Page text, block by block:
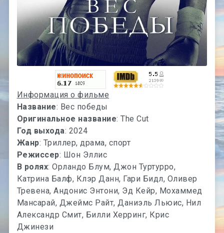
Информация о фильме
Название: Вес победы
Оригинальное название: The Cut
Год выхода: 2024
Жанр: Триллер, драма, спорт
Режиссер: Шон Эллис
В ролях: Орландо Блум, Джон Туртурро,
Катрина Балф, Клэр Данн, Гари Бидл, Оливер
Тревена, Андонис Энтони, Эд Кейр, Мохаммед
Мансарай, Джеймс Райт, Даниэль Льюис, Нил
Александр Смит, Билли Херринг, Крис
Джинези